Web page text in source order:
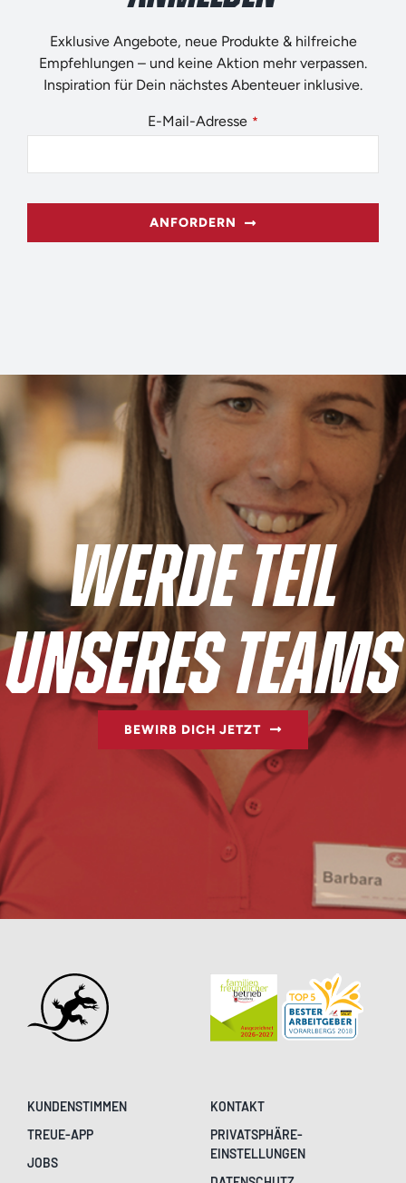
Exklusive Angebote, neue Produkte & hilfreiche
Empfehlungen – und keine Aktion mehr verpassen.
Inspiration für Dein nächstes Abenteuer inklusive.
E-Mail-Adresse *
ANFORDERN
WERDE TEIL
UNSERES TEAMS
BEWIRB DICH JETZT
KONTAKT
PRIVATSPHÄRE-
EINSTELLUNGEN
KUNDENSTIMMEN
TREUE-APP
JOBS